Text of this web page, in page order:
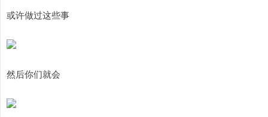
或许做过这些事
然后你们就会